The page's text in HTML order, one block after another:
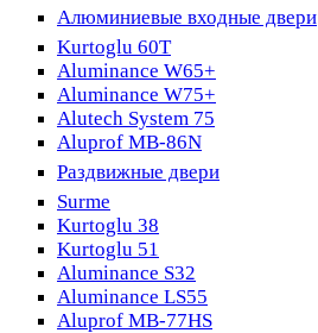
Алюминиевые входные двери
Kurtoglu 60T
Aluminance W65+
Aluminance W75+
Alutech System 75
Aluprof MB-86N
Раздвижные двери
Surme
Kurtoglu 38
Kurtoglu 51
Aluminance S32
Aluminance LS55
Aluprof MB-77HS